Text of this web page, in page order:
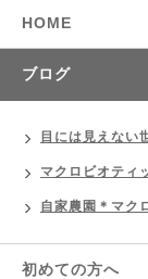
HOME
ブログ
目には見えない
マクロビオティ
自家農園＊マク
初めての方へ